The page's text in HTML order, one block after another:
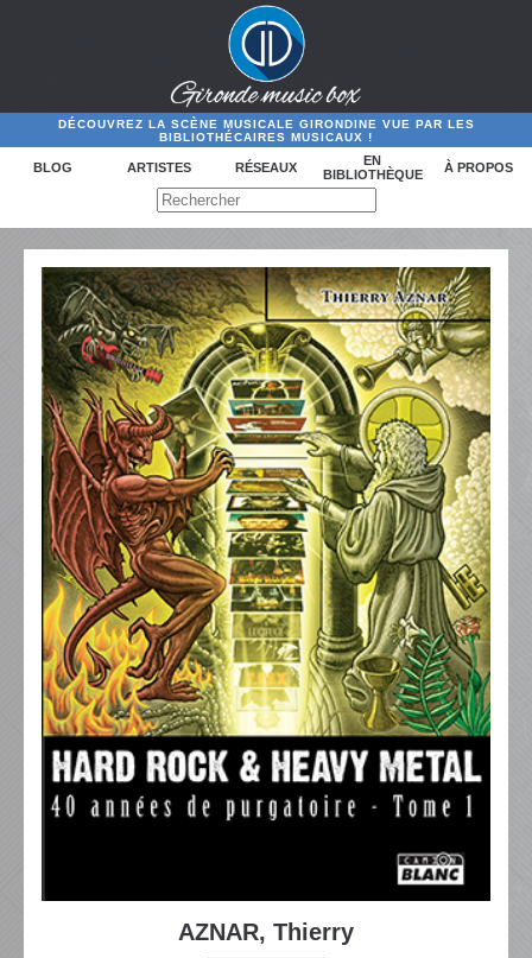
DÉCOUVREZ LA SCÈNE MUSICALE GIRONDINE VUE PAR LES
BIBLIOTHÉCAIRES MUSICAUX !
BLOG ARTISTES RÉSEAUX
EN
BIBLIOTHÈQUE
À PROPOS
AZNAR, Thierry